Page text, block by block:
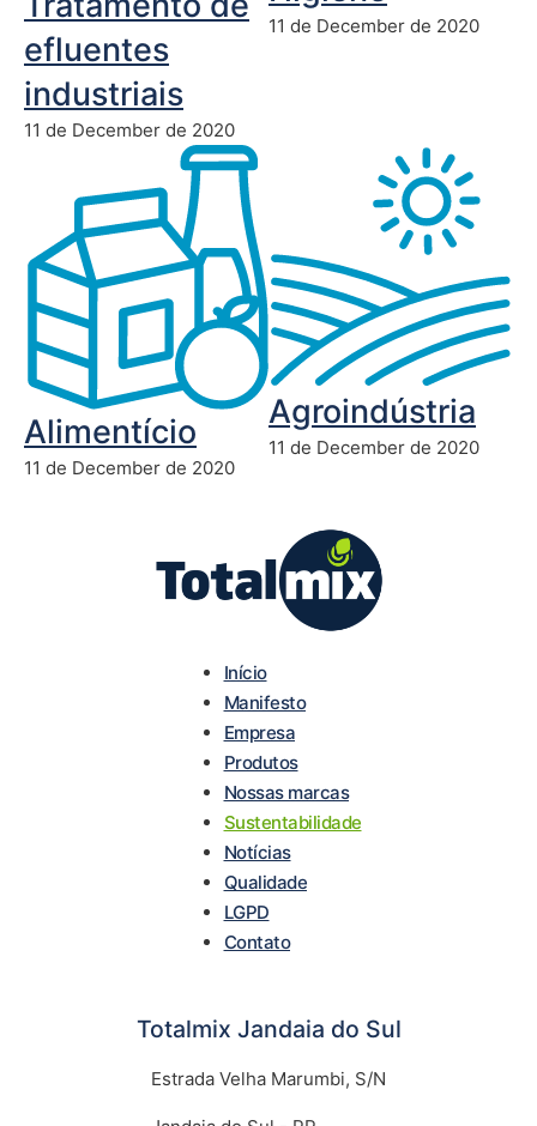
efluentes
industriais
11 de December de 2020
11 de December de 2020
Alimentício
11 de December de 2020
Agroindústria
11 de December de 2020
Início
Manifesto
Empresa
Produtos
Nossas marcas
Sustentabilidade
Notícias
Qualidade
LGPD
Contato
Totalmix Jandaia do Sul
Estrada Velha Marumbi, S/N